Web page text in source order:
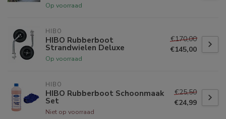
Op voorraad
HIBO
HIBO Rubberboot
Strandwielen Deluxe
Op voorraad
€170,00
€145,00
HIBO
HIBO Rubberboot Schoonmaak
Set
Niet op voorraad
€25,50
€24,99